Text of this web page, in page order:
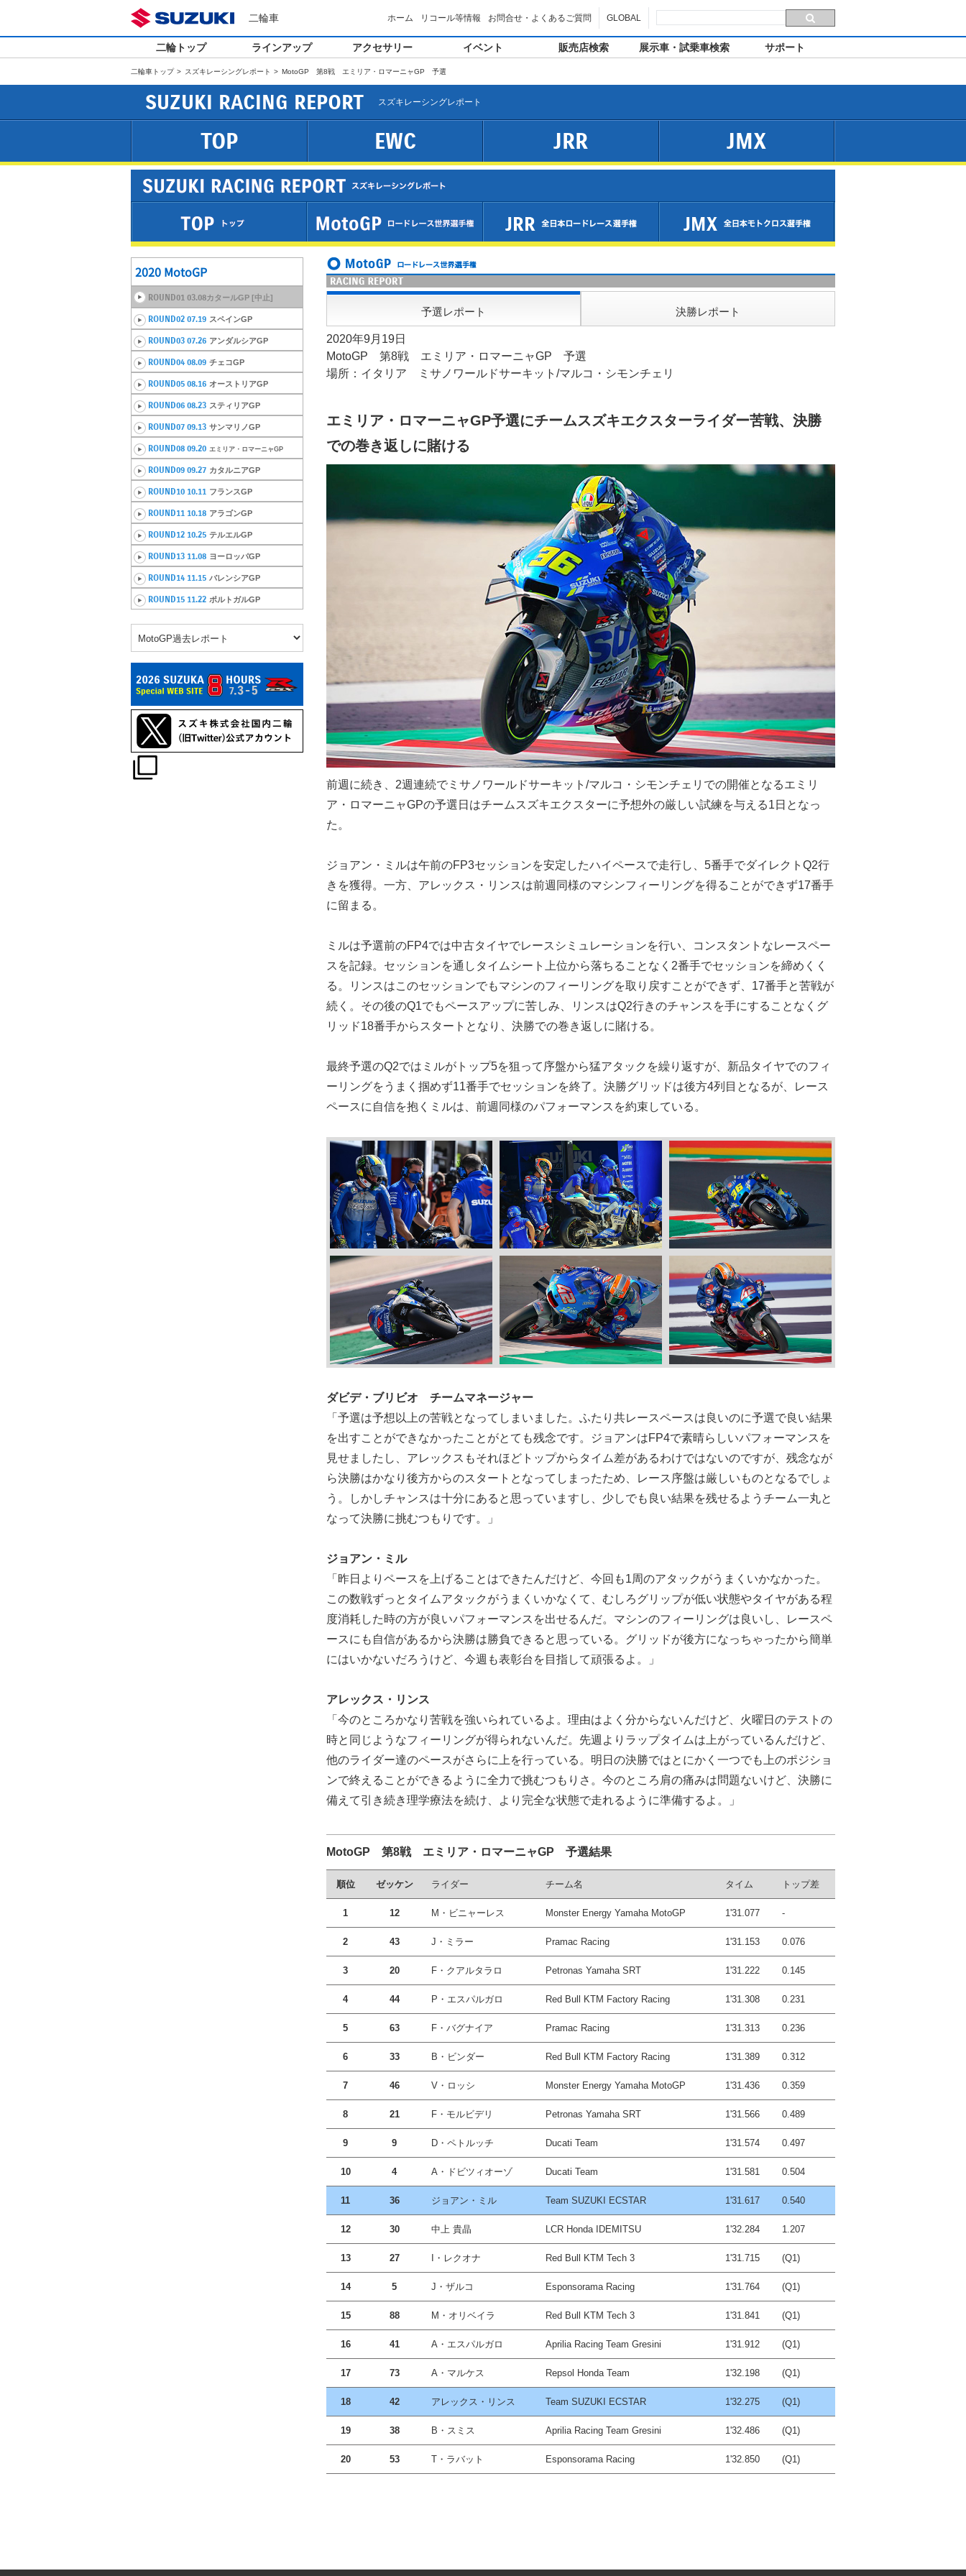
二輪車 ホーム リコール等情報 お問合せ・よくあるご質問 GLOBAL
二輪トップ ラインアップ アクセサリー イベント 販売店検索 展示車・試乗車検索 サポート
二輪車トップ スズキレーシングレポート MotoGP 第8戦 エミリア・ロマーニャGP 予選
SUZUKI RACING REPORT スズキレーシングレポート
TOP EWC JRR JMX
2020 MotoGP
ROUND01 03.08カタールGP [中止]
ROUND02 07.19 スペインGP
ROUND03 07.26 アンダルシアGP
ROUND04 08.09 チェコGP
ROUND05 08.16 オーストリアGP
ROUND06 08.23 スティリアGP
ROUND07 09.13 サンマリノGP
ROUND08 09.20 エミリア・ロマーニャGP
ROUND09 09.27 カタルニアGP
ROUND10 10.11 フランスGP
ROUND11 10.18 アラゴンGP
ROUND12 10.25 テルエルGP
ROUND13 11.08 ヨーロッパGP
ROUND14 11.15 バレンシアGP
ROUND15 11.22 ポルトガルGP
予選レポート 決勝レポート
2020年9月19日
MotoGP 第8戦 エミリア・ロマーニャGP 予選
場所：イタリア ミサノワールドサーキット/マルコ・シモンチェリ
エミリア・ロマーニャGP予選にチームスズキエクスターライダー苦戦、決勝
での巻き返しに賭ける
前週に続き、2週連続でミサノワールドサーキット/マルコ・シモンチェリでの開催となるエミリ
ア・ロマーニャGPの予選日はチームスズキエクスターに予想外の厳しい試練を与える1日となっ
た。
ジョアン・ミルは午前のFP3セッションを安定したハイペースで走行し、5番手でダイレクトQ2行
きを獲得。一方、アレックス・リンスは前週同様のマシンフィーリングを得ることができず17番手
に留まる。
ミルは予選前のFP4では中古タイヤでレースシミュレーションを行い、コンスタントなレースペー
スを記録。セッションを通しタイムシート上位から落ちることなく2番手でセッションを締めくく
る。リンスはこのセッションでもマシンのフィーリングを取り戻すことができず、17番手と苦戦が
続く。その後のQ1でもペースアップに苦しみ、リンスはQ2行きのチャンスを手にすることなくグ
リッド18番手からスタートとなり、決勝での巻き返しに賭ける。
最終予選のQ2ではミルがトップ5を狙って序盤から猛アタックを繰り返すが、新品タイヤでのフィ
ーリングをうまく掴めず11番手でセッションを終了。決勝グリッドは後方4列目となるが、レース
ペースに自信を抱くミルは、前週同様のパフォーマンスを約束している。
ダビデ・ブリビオ チームマネージャー
「予選は予想以上の苦戦となってしまいました。ふたり共レースペースは良いのに予選で良い結果
を出すことができなかったことがとても残念です。ジョアンはFP4で素晴らしいパフォーマンスを
見せましたし、アレックスもそれほどトップからタイム差があるわけではないのですが、残念なが
ら決勝はかなり後方からのスタートとなってしまったため、レース序盤は厳しいものとなるでしょ
う。しかしチャンスは十分にあると思っていますし、少しでも良い結果を残せるようチーム一丸と
なって決勝に挑むつもりです。」
ジョアン・ミル
「昨日よりペースを上げることはできたんだけど、今回も1周のアタックがうまくいかなかった。
この数戦ずっとタイムアタックがうまくいかなくて、むしろグリップが低い状態やタイヤがある程
度消耗した時の方が良いパフォーマンスを出せるんだ。マシンのフィーリングは良いし、レースペ
ースにも自信があるから決勝は勝負できると思っている。グリッドが後方になっちゃったから簡単
にはいかないだろうけど、今週も表彰台を目指して頑張るよ。」
アレックス・リンス
「今のところかなり苦戦を強いられているよ。理由はよく分からないんだけど、火曜日のテストの
時と同じようなフィーリングが得られないんだ。先週よりラップタイムは上がっているんだけど、
他のライダー達のペースがさらに上を行っている。明日の決勝ではとにかく一つでも上のポジショ
ンで終えることができるように全力で挑むつもりさ。今のところ肩の痛みは問題ないけど、決勝に
備えて引き続き理学療法を続け、より完全な状態で走れるように準備するよ。」
MotoGP 第8戦 エミリア・ロマーニャGP 予選結果
順位 ゼッケン ライダー チーム名 タイム トップ差
1 12 M・ビニャーレス Monster Energy Yamaha MotoGP 1'31.077 -
2 43 J・ミラー Pramac Racing 1'31.153 0.076
3 20 F・クアルタラロ Petronas Yamaha SRT 1'31.222 0.145
4 44 P・エスパルガロ Red Bull KTM Factory Racing 1'31.308 0.231
5 63 F・バグナイア Pramac Racing 1'31.313 0.236
6 33 B・ビンダー Red Bull KTM Factory Racing 1'31.389 0.312
7 46 V・ロッシ Monster Energy Yamaha MotoGP 1'31.436 0.359
8 21 F・モルビデリ Petronas Yamaha SRT 1'31.566 0.489
9 9 D・ペトルッチ Ducati Team 1'31.574 0.497
10 4 A・ドビツィオーゾ Ducati Team 1'31.581 0.504
11 36 ジョアン・ミル Team SUZUKI ECSTAR 1'31.617 0.540
12 30 中上 貴晶 LCR Honda IDEMITSU 1'32.284 1.207
13 27 I・レクオナ Red Bull KTM Tech 3 1'31.715 (Q1)
14 5 J・ザルコ Esponsorama Racing 1'31.764 (Q1)
15 88 M・オリベイラ Red Bull KTM Tech 3 1'31.841 (Q1)
16 41 A・エスパルガロ Aprilia Racing Team Gresini 1'31.912 (Q1)
17 73 A・マルケス Repsol Honda Team 1'32.198 (Q1)
18 42 アレックス・リンス Team SUZUKI ECSTAR 1'32.275 (Q1)
19 38 B・スミス Aprilia Racing Team Gresini 1'32.486 (Q1)
20 53 T・ラバット Esponsorama Racing 1'32.850 (Q1)